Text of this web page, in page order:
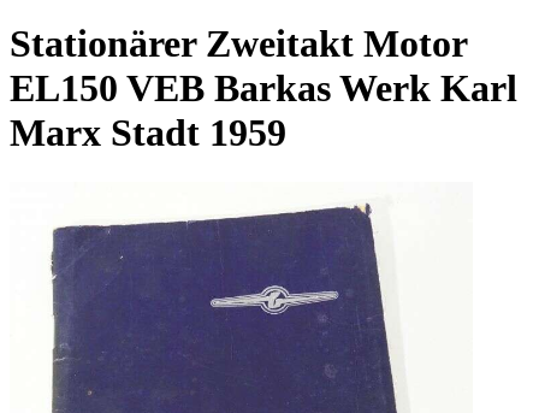
Stationärer Zweitakt Motor
EL150 VEB Barkas Werk Karl
Marx Stadt 1959